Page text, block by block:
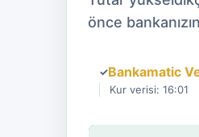
önce
✓Bankamatic
Kur verisi: 16:01